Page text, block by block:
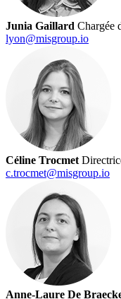
Junia Gaillard Chargée
lyon@misgroup.io
Céline Trocmet
c.trocmet@misgroup.io
Anne-Laure De